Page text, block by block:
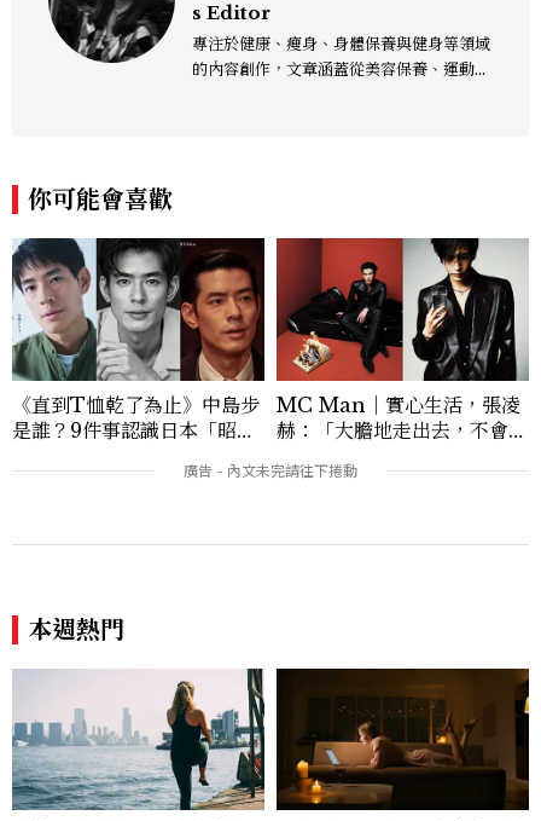
s Editor
專注於健康、瘦身、身體保養與健身等領域
的內容創作，文章涵蓋從美容保養、運動健
你可能會喜歡
《直到T恤乾了為止》中島步
是誰？9件事認識日本「昭和
獄占星師》關鍵人物
MC Man｜實心生活，張凌
赫：「大膽地走出去，不會後
本週熱門